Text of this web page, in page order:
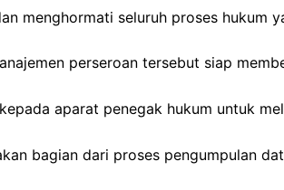
menghormati seluruh proses hukum
perseroan tersebut siap
aparat penegak hukum untuk
bagian dari proses pengumpulan